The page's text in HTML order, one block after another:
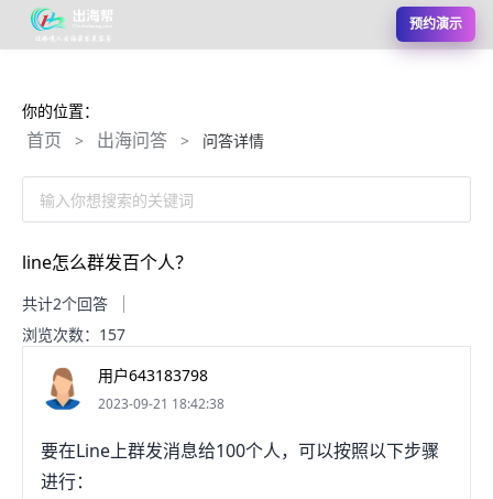
预约演示
你的位置：
首页 > 出海问答 > 问答详情
输入你想搜索的关键词
line怎么群发百个人？
共计2个回答
浏览次数：157
用户643183798
2023-09-21 18:42:38
要在Line上群发消息给100个人，可以按照以下步骤
进行：